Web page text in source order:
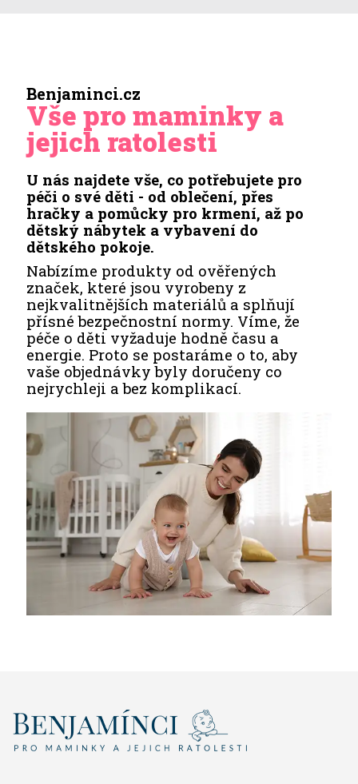
Benjaminci.cz
Vše pro maminky a
jejich ratolesti
U nás najdete vše, co potřebujete pro
péči o své děti - od oblečení, přes
hračky a pomůcky pro krmení, až po
dětský nábytek a vybavení do
dětského pokoje.
Nabízíme produkty od ověřených
značek, které jsou vyrobeny z
nejkvalitnějších materiálů a splňují
přísné bezpečnostní normy. Víme, že
péče o děti vyžaduje hodně času a
energie. Proto se postaráme o to, aby
vaše objednávky byly doručeny co
nejrychleji a bez komplikací.